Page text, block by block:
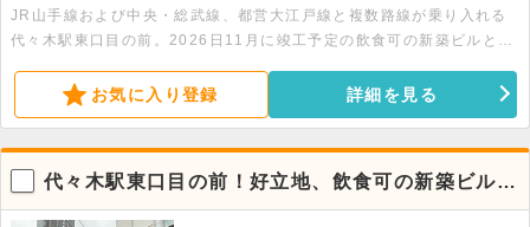
JR山手線および中央・総武線、都営大江戸線と複数路線が乗り入れる
代々木駅東口目の前。2026日11月に竣工予定の飲食可の新築ビルとな
注目されている人気エリアになります。また、周辺にはNTTドコモ代々
木ビルやリンクスクエア新宿といった高層ビルが多く立地しているとと
看板を出せるため、視認性も良好です。なかなか出ない好立地の物件と
なりますので、お早めにお問い合わせください。
お気に入り登録 詳細を見る
代々木駅東口目の前！好立地、飲食可の新築ビルに
なります。